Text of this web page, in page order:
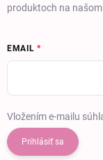
produktoch na našom
EMAIL
Vložením e-mailu
Prihlásiť sa